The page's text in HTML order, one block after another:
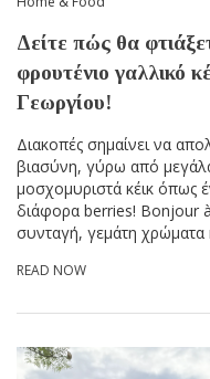
Δείτε πώς θα
φρουτένιο γαλλικό
Γεωργίου!
Διακοπές σημαίνει να
βιασύνη, γύρω από
μοσχομυριστά κέικ όπως
διάφορα berries! Bonjour
συνταγή, γεμάτη χρώματα
READ NOW